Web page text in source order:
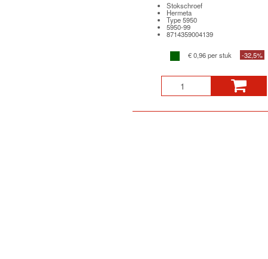
Stokschroef
Hermeta
Type 5950
5950-99
8714359004139
€ 0,96 per stuk -32,5%